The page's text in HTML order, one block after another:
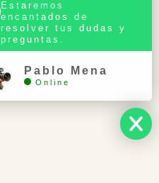
Estaremos
encantados de
resolver tus dudas y
preguntas.
Pablo Mena
Online